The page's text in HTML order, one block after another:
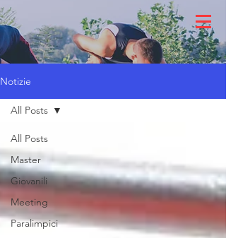
Notizie
All Posts
Master
Giovanili
Meeting
Paralimpici
All Posts